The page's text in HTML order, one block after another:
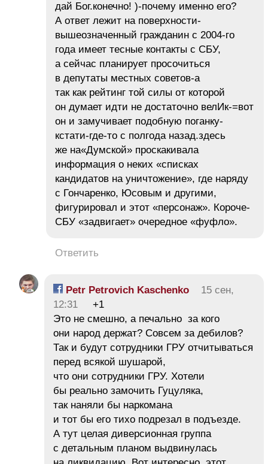
дай Бог.конечно! )-почему именно его?
А ответ лежит на поверхности-
вышеозначенный гражданин с 2004-го
года имеет тесные контакты с СБУ,
а сейчас планирует просочиться
в депутаты местных советов-а
так как рейтинг той силы от которой
он думает идти не достаточно велИк-=вот
он и замучивает подобную поганку-
кстати-где-то с полгода назад.здесь
же на«Думской» проскакивала
информация о неких «списках
кандидатов на уничтожение», где наряду
с Гончаренко, Юсовым и другими,
фигурировал и этот «персонаж». Короче-
СБУ «задвигает» очередное «фуфло».
Ответить
Petr Petrovich Kaschenko
15 сен,
12:31
+1
Это не смешно, а печально за кого
они народ держат? Совсем за дебилов?
Так и будут сотрудники ГРУ отчитываться
перед всякой шушарой,
что они сотрудники ГРУ. Хотели
бы реально замочить Гуцуляка,
так наняли бы наркомана
и тот бы его тихо подрезал в подъезде.
А тут целая диверсионная группа
с детальным планом выдвинулась